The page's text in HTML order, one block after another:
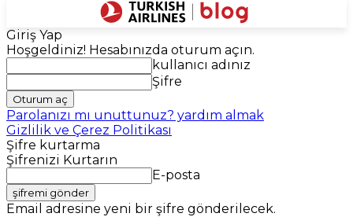
Giriş Yap
Hoşgeldiniz! Hesabınızda oturum açın.
kullanıcı adınız
Şifre
Parolanızı mı unuttunuz? yardım almak
Gizlilik ve Çerez Politikası
Şifre kurtarma
Şifrenizi Kurtarın
E-posta
Email adresine yeni bir şifre gönderilecek.